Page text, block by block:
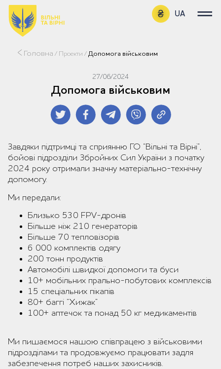
UA
EN
Головна / Проекти / Допомога військовим
27/06/2024
Допомога військовим
Завдяки підтримці та сприянню ГО “Вільні та Вірні”,
бойові підрозділи Збройних Сил України з початку
2024 року отримали значну матеріально-технічну
допомогу.
Ми передали:
Близько 530 FPV-дронів
Більше ніж 210 генераторів
Більше 70 тепловізорів
6 000 комплектів одягу
200 тонн продуктів
Автомобілі швидкої допомоги та буси
10+ мобільних прально-побутових комплексів
15 спеціальних пікапів
80+ баггі “Хижак”
100+ аптечок та понад 50 кг медикаментів
Ми пишаємося нашою співпрацею з військовими
підрозділами та продовжуємо працювати задля
забезпечення потреб наших захисників.